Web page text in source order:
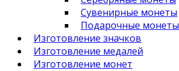
Сувенирные монеты
Подарочные монеты
Изготовление значков
Изготовление медалей
Изготовление монет